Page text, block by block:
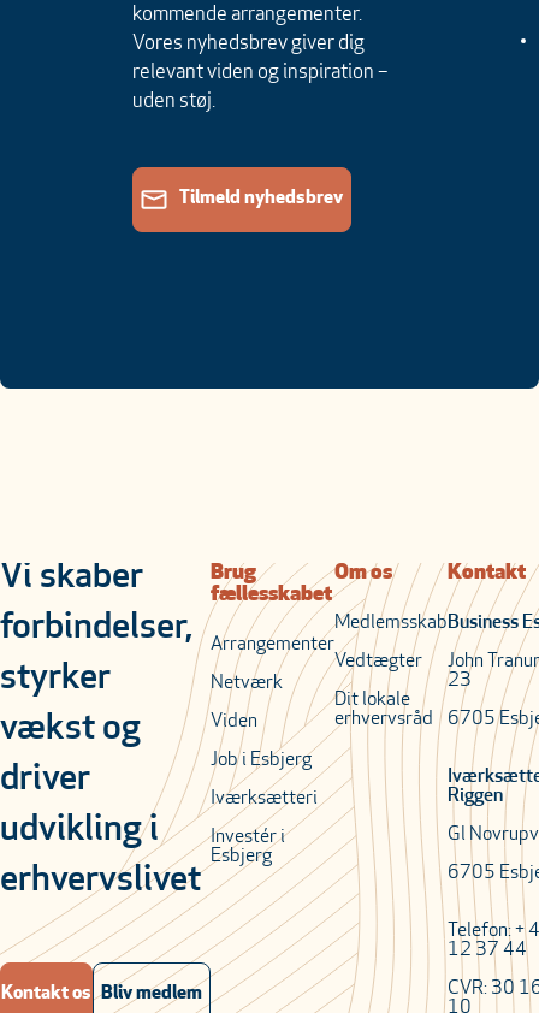
kommende arrangementer.
Vores nyhedsbrev giver dig
relevant viden og inspiration –
uden støj.
Tilmeld nyhedsbrev
Vi skaber
forbindelser,
styrker
vækst og
driver
udvikling i
erhvervslivet
Kontakt os Bliv medlem
Brug
fællesskabet
Arrangementer
Netværk
Viden
Job i Esbjerg
Iværksætteri
Investér i
Esbjerg
Om os
Medlemsskab
Vedtægter
Dit lokale
erhvervsråd
Kontakt
Business
John
23
6705
Riggen
Gl
6705
Telefon: +
12 37 44
CVR: 30
10